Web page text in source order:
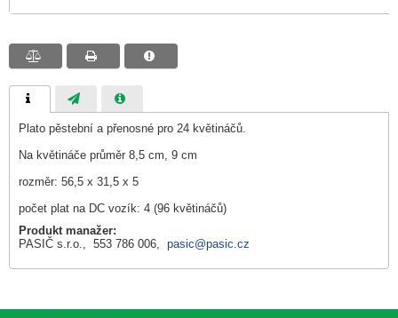
Plato pěstební a přenosné pro 24 květináčů.
Na květináče průměr 8,5 cm, 9 cm
rozměr: 56,5 x 31,5 x 5
počet plat na DC vozík: 4 (96 květináčů)
Produkt manažer:
PASIČ s.r.o., 553 786 006, pasic@pasic.cz